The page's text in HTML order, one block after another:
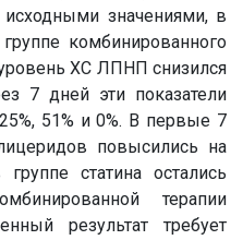
значениями, в
комбинированного
ХС ЛПНП снизился
7 дней эти показатели
51% и 0%. В первые 7
повысились на
статина остались
терапии
результат требует